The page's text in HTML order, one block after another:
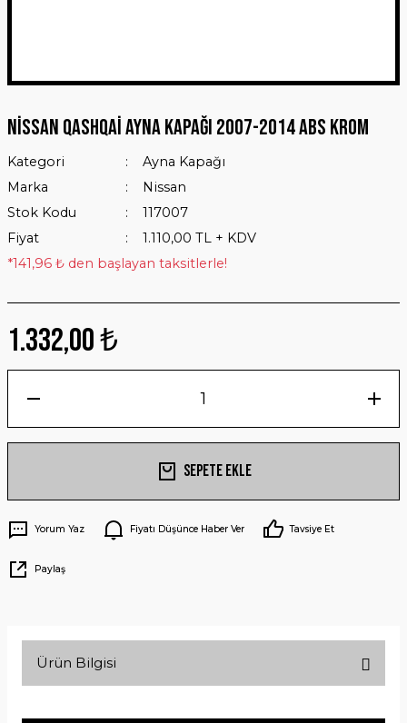
Nissan Qashqai Ayna Kapağı 2007-2014 ABS Krom
Kategori
Ayna Kapağı
Marka
Nissan
Stok Kodu
117007
Fiyat
1.110,00 TL + KDV
*141,96 ₺ den başlayan taksitlerle!
1.332,00 ₺
Sepete Ekle
Yorum Yaz Fiyatı Düşünce Haber Ver Tavsiye Et
Paylaş
Ürün Bilgisi